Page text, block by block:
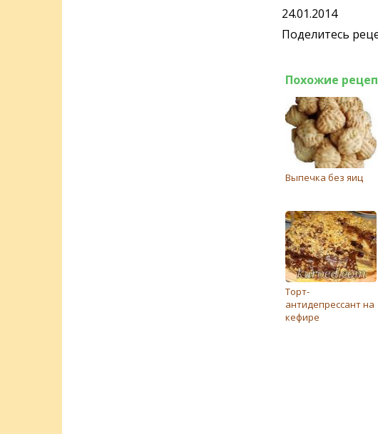
24.01.2014
Поделитесь
Похожие
Выпечка без яиц
Торт-
антидепрессант на
кефире